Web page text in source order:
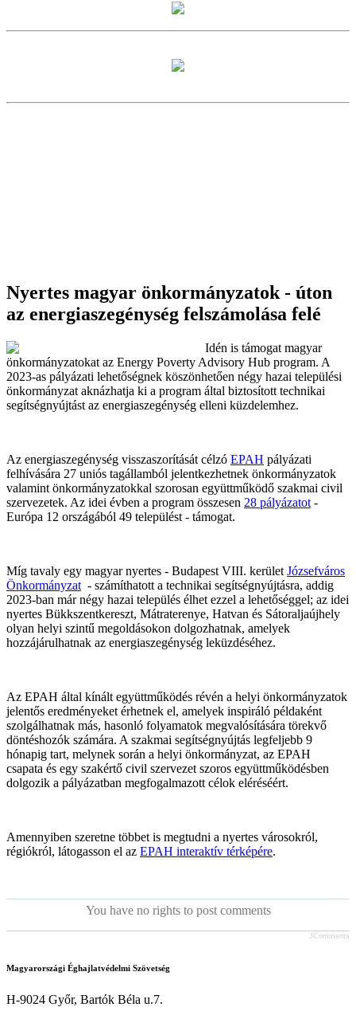
Nyertes magyar önkormányzatok - úton
az energiaszegénység felszámolása felé
Idén is támogat magyar
önkormányzatokat az Energy Poverty Advisory Hub program. A
2023-as pályázati lehetőségnek köszönhetően négy hazai települési
önkormányzat aknázhatja ki a program által biztosított technikai
segítségnyújtást az energiaszegénység elleni küzdelemhez.
Az energiaszegénység visszaszorítását célzó EPAH pályázati
felhívására 27 uniós tagállamból jelentkezhetnek önkormányzatok
valamint önkormányzatokkal szorosan együttműködő szakmai civil
szervezetek. Az idei évben a program összesen 28 pályázatot -
Európa 12 országából 49 települést - támogat.
Míg tavaly egy magyar nyertes - Budapest VIII. kerület Józsefváros
Önkormányzat - számíthatott a technikai segítségnyújtásra, addig
2023-ban már négy hazai település élhet ezzel a lehetőséggel; az idei
nyertes Bükkszentkereszt, Mátraterenye, Hatvan és Sátoraljaújhely
olyan helyi szintű megoldásokon dolgozhatnak, amelyek
hozzájárulhatnak az energiaszegénység leküzdéséhez.
Az EPAH által kínált együttműködés révén a helyi önkormányzatok
jelentős eredményeket érhetnek el, amelyek inspiráló példaként
szolgálhatnak más, hasonló folyamatok megvalósítására törekvő
döntéshozók számára. A szakmai segítségnyújtás legfeljebb 9
hónapig tart, melynek során a helyi önkormányzat, az EPAH
csapata és egy szakértő civil szervezet szoros együttműködésben
dolgozik a pályázatban megfogalmazott célok eléréséért.
Amennyiben szeretne többet is megtudni a nyertes városokról,
régiókról, látogasson el az EPAH interaktív térképére.
You have no rights to post comments
JComments
Magyarországi Éghajlatvédelmi Szövetség
H-9024 Győr, Bartók Béla u.7.